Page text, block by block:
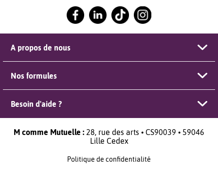
A propos de nous
Nos formules
Besoin d'aide ?
M comme Mutuelle : 28, rue des arts • CS90039 • 59046
Lille Cedex
Politique de confidentialité